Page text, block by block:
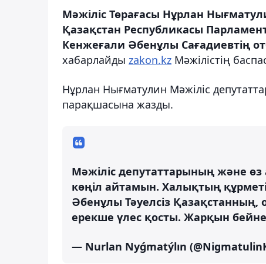
Мәжіліс Төрағасы Нұрлан
Қазақстан Республикасы
Кенжеғали Әбенұлы Сағадиевтің
хабарлайды zakon.kz Мәжілістің
Нұрлан Нығматулин Мәжіліс
парақшасына жазды.
Мәжіліс депутаттарының және
көңіл айтамын. Халықтың
Әбенұлы Тәуелсіз
ерекше үлес қосты. Жарқын
— Nurlan Nyǵmatýlın